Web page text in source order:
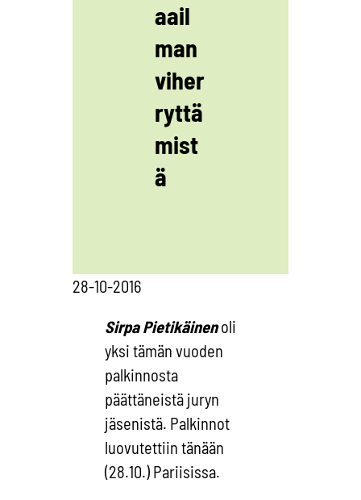
aail
man
viher
ryttä
mist
ä
28-10-2016
Sirpa Pietikäinenoli
yksi tämän vuoden
palkinnosta
päättäneistä juryn
jäsenistä. Palkinnot
luovutettiin tänään
(28.10.) Pariisissa.